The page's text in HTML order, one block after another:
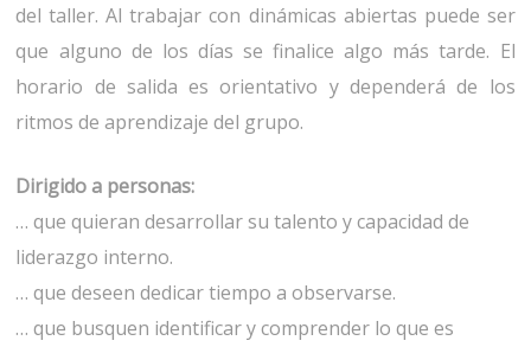
del taller. Al trabajar con dinámicas abiertas puede ser
que alguno de los días se finalice algo más tarde. El
horario de salida es orientativo y dependerá de los
ritmos de aprendizaje del grupo.
Dirigido a personas:
… que quieran desarrollar su talento y capacidad de
liderazgo interno.
… que deseen dedicar tiempo a observarse.
… que busquen identificar y comprender lo que es